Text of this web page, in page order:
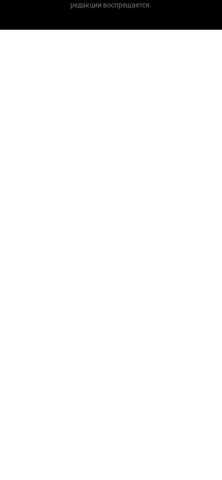
редакции воспрещается.